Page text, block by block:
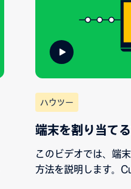
ハウツー
端末を割り当て
このビデオでは、端
方法を説明します。